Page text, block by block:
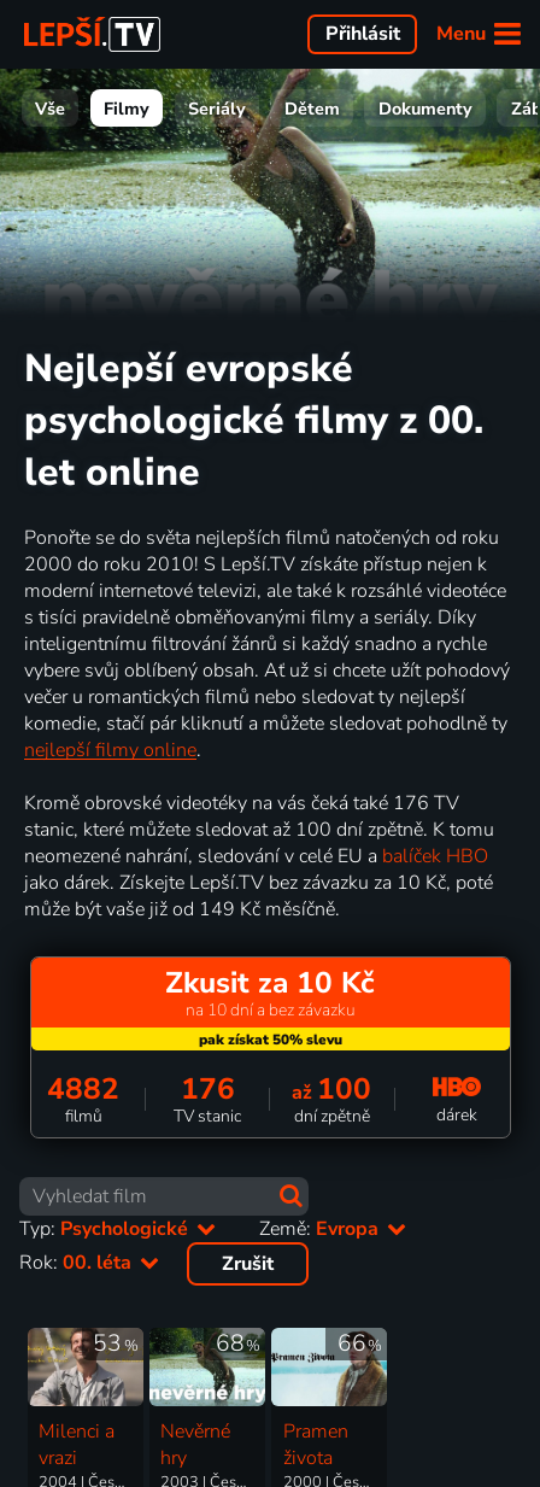
Menu
Přihlásit
Vše Filmy Seriály Dětem Dokumenty
Nejlepší evropské
psychologické filmy z 00.
let online
Ponořte se do světa nejlepších filmů natočených od roku
2000 do roku 2010! S Lepší.TV získáte přístup nejen k
moderní internetové televizi, ale také k rozsáhlé videotéce
s tisíci pravidelně obměňovanými filmy a seriály. Díky
inteligentnímu filtrování žánrů si každý snadno a rychle
vybere svůj oblíbený obsah. Ať už si chcete užít pohodový
večer u romantických filmů nebo sledovat ty nejlepší
komedie, stačí pár kliknutí a můžete sledovat pohodlně ty
nejlepší filmy online.
Kromě obrovské videotéky na vás čeká také 176 TV
stanic, které můžete sledovat až 100 dní zpětně. K tomu
neomezené nahrání, sledování v celé EU a balíček HBO
jako dárek. Získejte Lepší.TV bez závazku za 10 Kč, poté
může být vaše již od 149 Kč měsíčně.
Zkusit za 10 Kč
na 10 dní a bez závazku
4882
filmů
176
TV stanic
až 100
dní zpětně dárek
Typ: Psychologické Země: Evropa
Rok: 00. léta Zrušit
53%
Milenci a
vrazi
2004 | Česká republika | Drama, Psychologický
68%
Nevěrné
hry
2003 | Česká republika | Drama, Psychologický
66%
Pramen
života
2000 | Česká republika | Drama, Historický, Psychologický